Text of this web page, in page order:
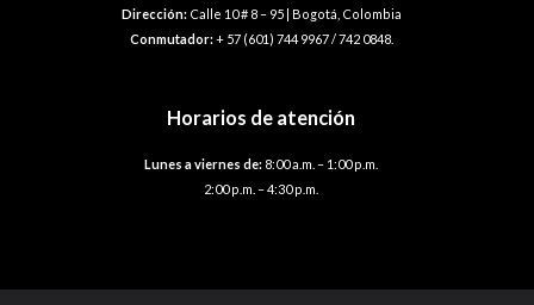
Dirección:Calle 10 # 8 – 95 | Bogotá, Colombia
Conmutador:+ 57 (601) 744 9967 / 742 0848.
Horarios de atención
Lunes a viernes de: 8:00 a.m. – 1:00 p.m.
2:00 p.m. – 4:30 p.m.